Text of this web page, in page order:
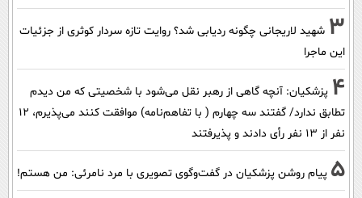
3 شهید لاریجانی چگونه ردیابی شد؟ روایت تازه سردار کوثری از جزئیات
این ماجرا
4 پزشکیان‌: آنچه گاهی از رهبر نقل می‌شود با شخصیتی که من دیدم
تطابق ندارد/ گفتند سه چهارم ( با تفاهم‌نامه) موافقت کنند می‌پذیرم، 12
نفر از 13 نفر رأی دادند و پذیرفتند
5 پیام روشن پزشکیان در گفت‌و‌گوی تصویری با مرد نامرئی: من هستم!